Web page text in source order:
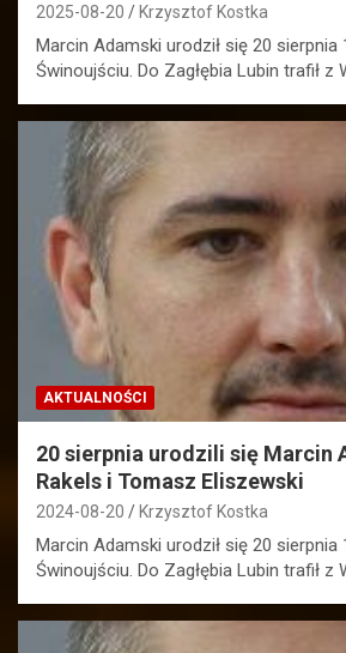
2025-08-20 Krzysztof Kostka
Marcin Adamski urodził się 20 sierpnia
Świnoujściu. Do Zagłębia Lubin trafił z
AKTUALNOŚCI
20 sierpnia urodzili się Marcin
Rakels i Tomasz Eliszewski
2024-08-20 Krzysztof Kostka
Marcin Adamski urodził się 20 sierpnia
Świnoujściu. Do Zagłębia Lubin trafił z